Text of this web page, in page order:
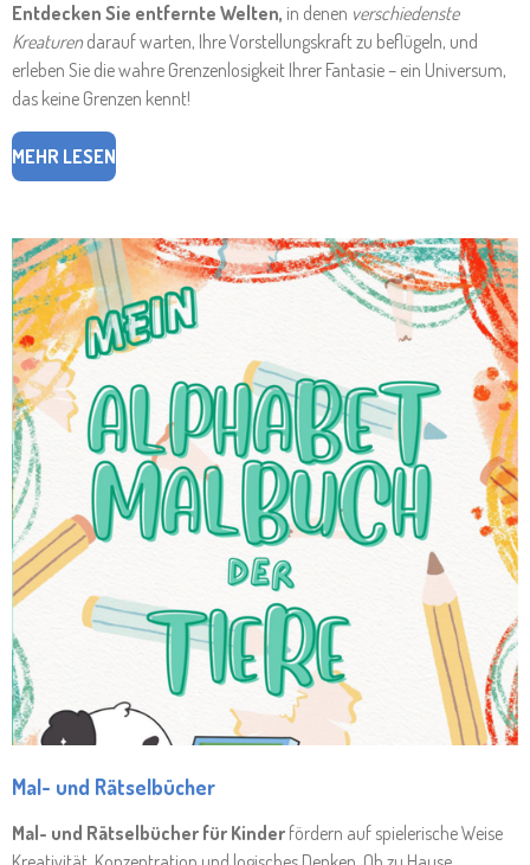
Entdecken Sie entfernte Welten, in denen verschiedenste
Kreaturendarauf warten, Ihre Vorstellungskraft zu beflügeln, und
erleben Sie die wahre Grenzenlosigkeit Ihrer Fantasie – ein Universum,
das keine Grenzen kennt!
MEHR LESEN
Mal- und Rätselbücher
Mal- und Rätselbücher für Kinder fördern auf spielerische Weise